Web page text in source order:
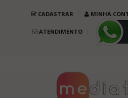
CADASTRAR MINHA
ATENDIMENTO